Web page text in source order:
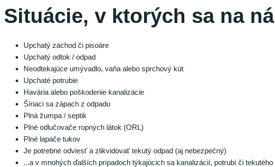
Situácie, v ktorých sa na
Upchatý záchod či pisoáre
Upchatý odtok / odpad
Neodtekajúce umývadlo, vaňa alebo sprchový kút
Upchaté potrubie
Havária alebo poškodenie kanalizácie
Šíriaci sa zápach z odpadu
Plná žumpa / septik
Plné odlučovače ropných látok (ORL)
Plné lapače tukov
Je potrebné odviesť a zlikvidovať tekutý odpad (aj nebezpečný)
...a v mnohých ďalších prípadoch týkajúcich sa kanalizácií, potrubí či tekutého